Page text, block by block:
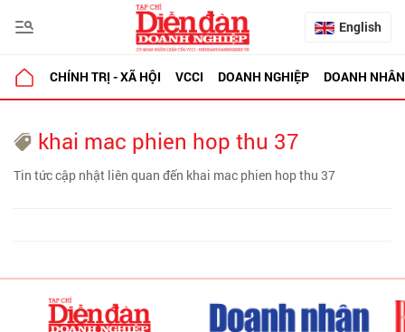
English
CHÍNH TRỊ - XÃ HỘI VCCI DOANH NGHIỆP DOANH NHÂN
khai mac phien hop thu 37
Tin tức cập nhật liên quan đến khai mac phien hop thu 37